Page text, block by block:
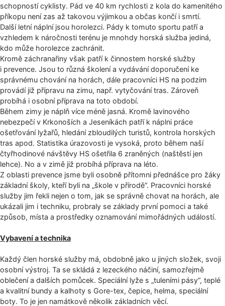
schopností cyklisty. Pád ve 40 km rychlosti z kola do kamenitého
příkopu není zas až takovou výjimkou a občas končí i smrtí.
Další letní náplní jsou horolezci. Pády k tomuto sportu patří a
vzhledem k náročnosti terénu je mnohdy horská služba jediná,
kdo může horolezce zachránit.
Kromě záchranařiny však patří k činnostem horské služby
i prevence. Jsou to různá školení a vydávání doporučení ke
správnému chování na horách, dále pracovníci HS na podzim
provádí již přípravu na zimu, např. vytyčování tras. Zároveň
probíhá i osobní příprava na toto období.
Během zimy je náplň více méně jasná. Kromě lavinového
nebezpečí v Krkonoších a Jeseníkách patří k náplni práce
ošetřování lyžařů, hledání zbloudilých turistů, kontrola horských
tras apod. Statistika úrazovosti je vysoká, proto během naší
čtyřhodinové návštěvy HS ošetřila 6 zraněných (naštěstí jen
lehce). No a v zimě již probíhá příprava na léto.
Z oblasti prevence jsme byli osobně přítomni přednášce pro žáky
základní školy, kteří byli na „škole v přírodě“. Pracovníci horské
služby jim řekli nejen o tom, jak se správně chovat na horách, ale
ukázali jim i techniku, probraly se základy první pomoci a také
způsob, místa a prostředky oznamování mimořádných událostí.
Vybavení a technika
Každý člen horské služby má, obdobně jako u jiných složek, svoji
osobní výstroj. Ta se skládá z lezeckého náčiní, samozřejmě
oblečení a dalších pomůcek. Speciální lyže s „tuleními pásy“, teplé
a kvalitní bundy a kalhoty s Gore-tex, čepice, helma, speciální
boty. To je jen namátkově několik základních věcí.